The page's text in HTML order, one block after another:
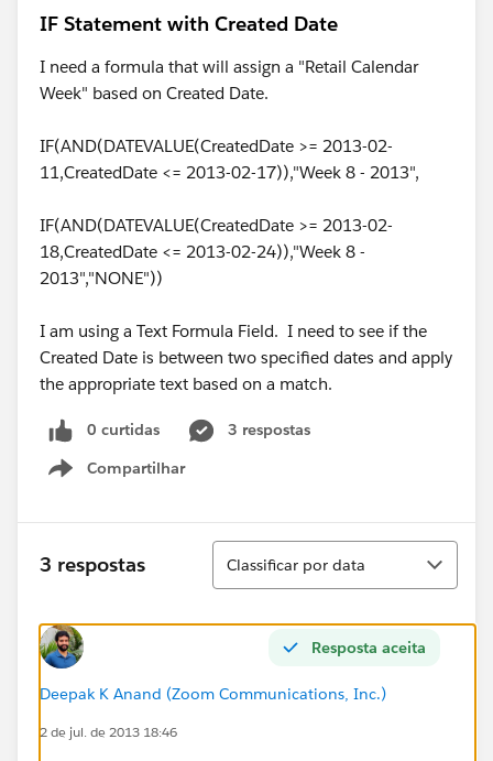
IF Statement with Created Date
I need a formula that will assign a "Retail Calendar
Week" based on Created Date.
IF(AND(DATEVALUE(CreatedDate >= 2013-02-
11,CreatedDate <= 2013-02-17)),"Week 8 - 2013",
IF(AND(DATEVALUE(CreatedDate >= 2013-02-
18,CreatedDate <= 2013-02-24)),"Week 8 -
2013","NONE"))
I am using a Text Formula Field. I need to see if the
Created Date is between two specified dates and apply
the appropriate text based on a match.
0 curtidas
3 respostas
Compartilhar
Show menu
3 respostas
Classificar
Classificar por data
Resposta aceita
Deepak K Anand (‎‎‎‎‎‎Zoom Communications, Inc.)
2 de jul. de 2013 18:46